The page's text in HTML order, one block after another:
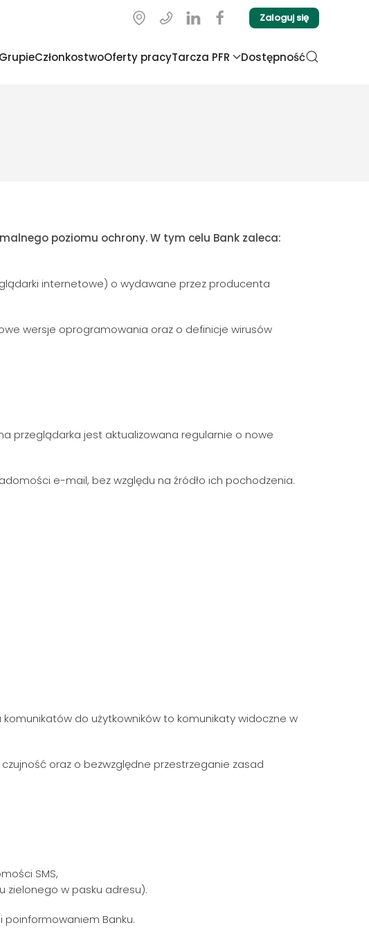
Zaloguj się
CzłonkostwoOferty pracyTarcza PFR Dostępność
poziomu ochrony. W tym celu Bank zaleca:
internetowe) o wydawane przez producenta
wersje oprogramowania oraz o definicje wirusów
przeglądarka jest aktualizowana regularnie o nowe
e-mail, bez względu na źródło ich pochodzenia.
do użytkowników to komunikaty widoczne w
oraz o bezwzględne przestrzeganie zasad
SMS,
zielonego w pasku adresu).
poinformowaniem Banku.